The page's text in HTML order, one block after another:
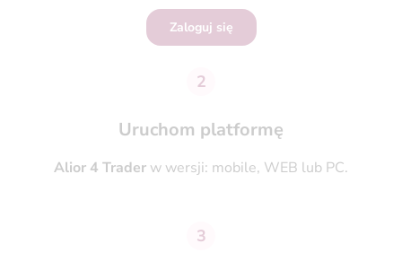
Zaloguj się
2
Uruchom platformę
Alior 4 Trader w wersji: mobile, WEB lub PC.
3